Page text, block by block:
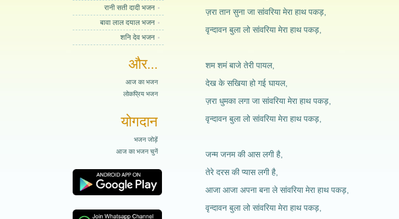
रानी सती दादी भजन
बावा लाल दयाल भजन
शनि देव भजन
और...
आज का भजन
लोकप्रिय भजन
योगदान
भजन जोड़ें
आज का भजन चुनें
ज़रा तान सुना जा सांवरिया मेरा हाथ पकड़,
वृन्दावन बुला लो सांवरिया मेरा हाथ पकड़,
शम शमं बाजे तेरी पायल,
देख के सखिया हो गई घायल,
ज़रा धुमका लगा जा सांवरिया मेरा हाथ पकड़,
वृन्दावन बुला लो सांवरिया मेरा हाथ पकड़,
जन्म जनम की आस लगी है,
तेरे दरस की प्यास लगी है,
आजा आजा अपना बना ले सांवरिया मेरा हाथ पकड़,
वृन्दावन बुला लो सांवरिया मेरा हाथ पकड़,